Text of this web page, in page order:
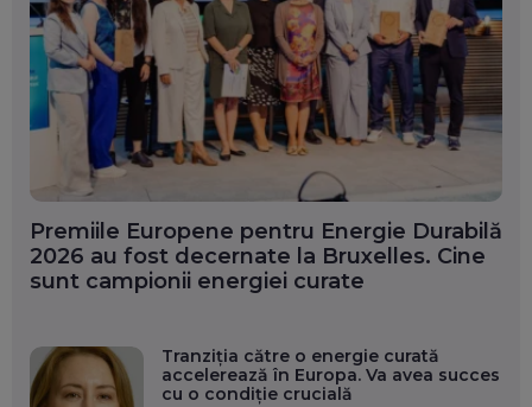
Premiile Europene pentru Energie Durabilă
2026 au fost decernate la Bruxelles. Cine
sunt campionii energiei curate
Tranziția către o energie curată
accelerează în Europa. Va avea succes
cu o condiție crucială